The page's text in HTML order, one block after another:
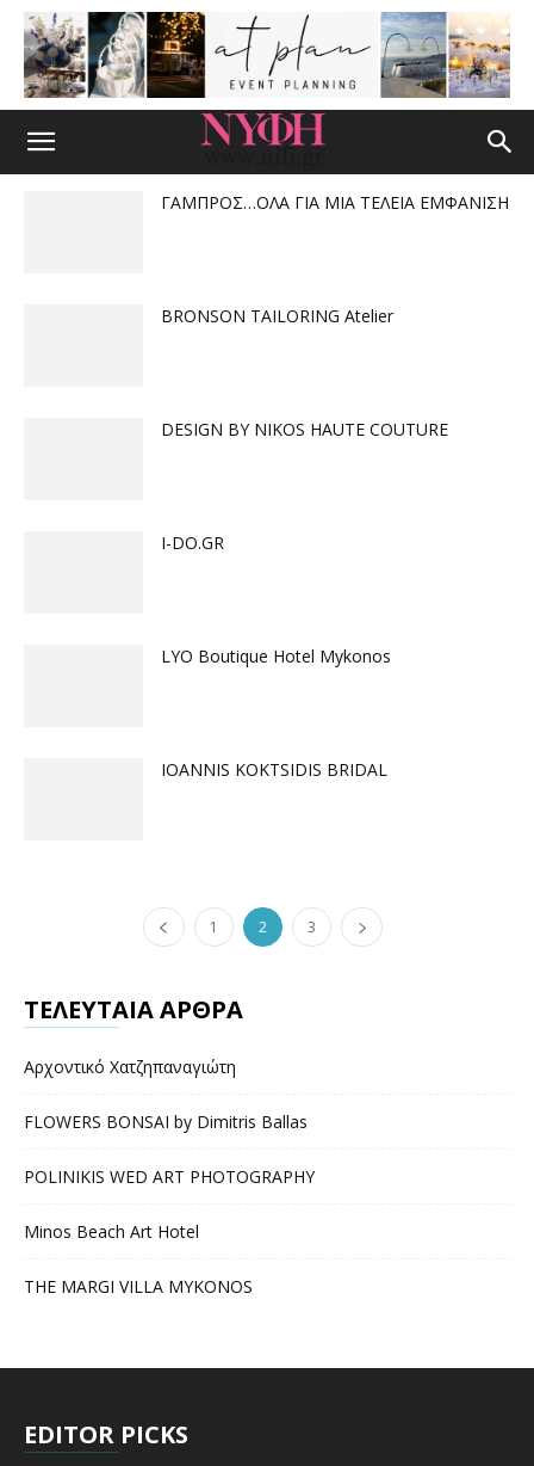
ΓΑΜΠΡΟΣ…ΟΛΑ ΓΙΑ ΜΙΑ ΤΕΛΕΙΑ ΕΜΦΑΝΙΣΗ
BRONSON TAILORING Atelier
DESIGN BY NIKOS HAUTE COUTURE
I-DO.GR
LYO Boutique Hotel Mykonos
IOANNIS KOKTSIDIS BRIDAL
1 2 3
ΤΕΛΕΥΤΑΙΑ ΑΡΘΡΑ
Αρχοντικό Χατζηπαναγιώτη
FLOWERS BONSAI by Dimitris Ballas
POLINIKIS WED ART PHOTOGRAPHY
Minos Beach Art Hotel
THE MARGI VILLA MYKONOS
EDITOR PICKS